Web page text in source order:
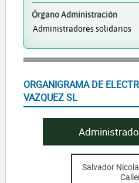
Órgano Administración
Administradores solidarios
ORGANIGRAMA DE
VAZQUEZ SL
Salvador